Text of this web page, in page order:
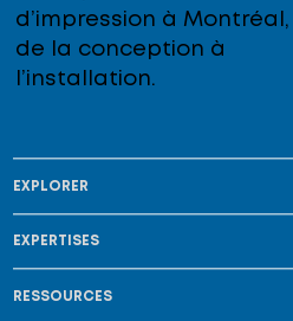
EXPLORER
EXPERTISES
RESSOURCES
d’impression à Montréal,
de la conception à
l’installation.